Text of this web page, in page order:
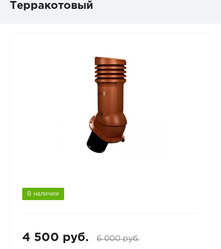
Терракотовый
В наличии
4 500 руб. 6 000 руб.